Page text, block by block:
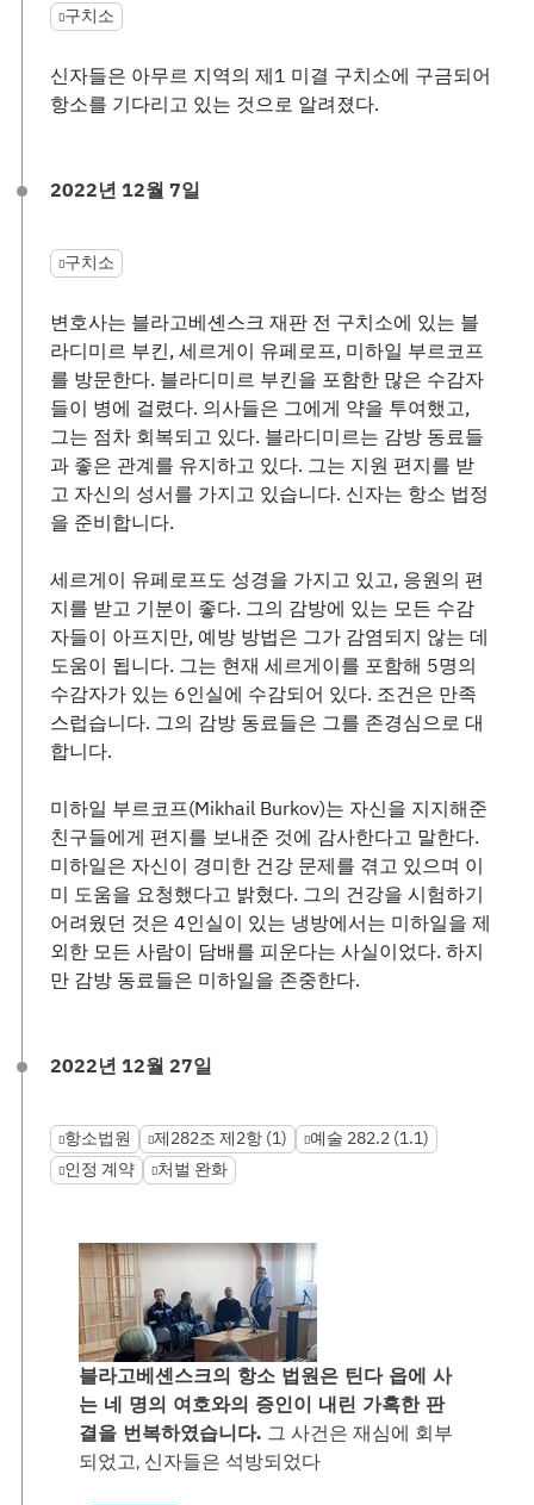
구치소
신자들은 아무르 지역의 제1 미결 구치소에 구금되어
항소를 기다리고 있는 것으로 알려졌다.
2022년 12월 7일
구치소
변호사는 블라고베셴스크 재판 전 구치소에 있는 블
라디미르 부킨, 세르게이 유페로프, 미하일 부르코프
를 방문한다. 블라디미르 부킨을 포함한 많은 수감자
들이 병에 걸렸다. 의사들은 그에게 약을 투여했고,
그는 점차 회복되고 있다. 블라디미르는 감방 동료들
과 좋은 관계를 유지하고 있다. 그는 지원 편지를 받
고 자신의 성서를 가지고 있습니다. 신자는 항소 법정
을 준비합니다.
세르게이 유페로프도 성경을 가지고 있고, 응원의 편
지를 받고 기분이 좋다. 그의 감방에 있는 모든 수감
자들이 아프지만, 예방 방법은 그가 감염되지 않는 데
도움이 됩니다. 그는 현재 세르게이를 포함해 5명의
수감자가 있는 6인실에 수감되어 있다. 조건은 만족
스럽습니다. 그의 감방 동료들은 그를 존경심으로 대
합니다.
미하일 부르코프(Mikhail Burkov)는 자신을 지지해준
친구들에게 편지를 보내준 것에 감사한다고 말한다.
미하일은 자신이 경미한 건강 문제를 겪고 있으며 이
미 도움을 요청했다고 밝혔다. 그의 건강을 시험하기
어려웠던 것은 4인실이 있는 냉방에서는 미하일을 제
외한 모든 사람이 담배를 피운다는 사실이었다. 하지
만 감방 동료들은 미하일을 존중한다.
2022년 12월 27일
항소법원 제282조 제2항 (1)
예술 282.2 (1.1)
인정 계약
처벌 완화
블라고베셴스크의 항소 법원은 틴다 읍에 사
는 네 명의 여호와의 증인이 내린 가혹한 판
결을 번복하였습니다. 그 사건은 재심에 회부
되었고, 신자들은 석방되었다